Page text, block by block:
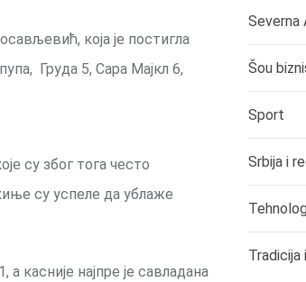
која је постигла
Груда 5, Сара Мајкл 6,
су због тога често
су успеле да ублаже
касније најпре је савладана
Severna
Šou
Sport
Srbija i
Tradicija